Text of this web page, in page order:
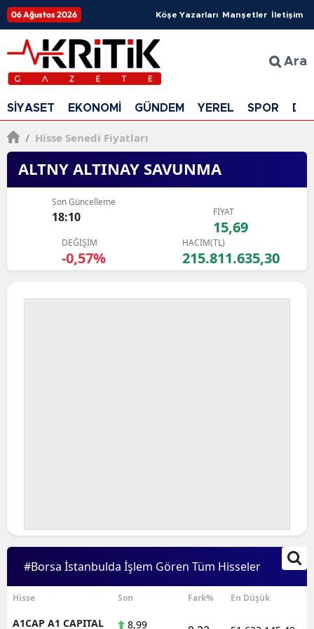
06 Ağustos 2026 Köşe Yazarları Manşetler İletişim
Ara
SİYASET EKONOMİ GÜNDEM YEREL SPOR
/ Hisse Senedi Fiyatları
ALTNY ALTINAY SAVUNMA
Son Güncelleme
18:10 FİYAT
15,69
DEĞİŞİM
-0,57%
HACİM(TL)
215.811.635,30
#Borsa İstanbulda İşlem Gören Tüm Hisseler
Hisse Son Fark% En Düşük
A1CAP A1 CAPITAL 8,99